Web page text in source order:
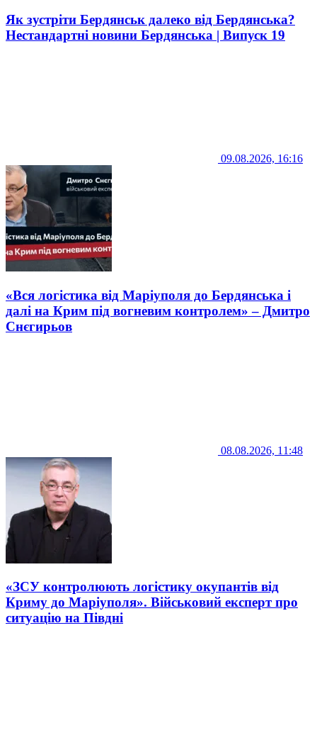
Як зустріти Бердянськ далеко від Бердянська?
Нестандартні новини Бердянська | Випуск 19
09.08.2026, 16:16
«Вся логістика від Маріуполя до Бердянська і
далі на Крим під вогневим контролем» – Дмитро
Снєгирьов
08.08.2026, 11:48
«ЗСУ контролюють логістику окупантів від
Криму до Маріуполя». Військовий експерт про
ситуацію на Півдні